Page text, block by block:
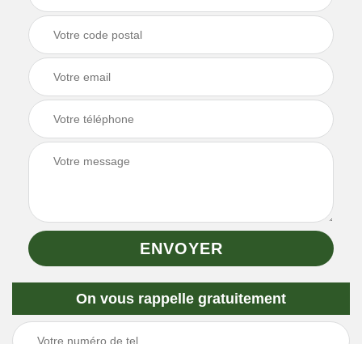
On vous rappelle gratuitement